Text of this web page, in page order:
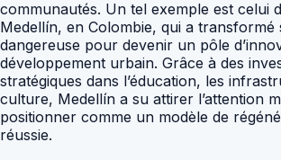
communautés. Un tel exemple est celui
Medellín, en Colombie, qui a transformé
dangereuse pour devenir un pôle
développement urbain. Grâce à des
stratégiques dans l’éducation, les
culture, Medellín a su attirer l’attention
positionner comme un modèle de
réussie.